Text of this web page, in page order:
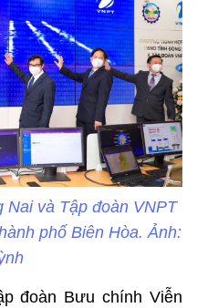
và Tập đoàn VNPT
phố Biên Hòa. Ảnh:
đoàn Bưu chính Viễn